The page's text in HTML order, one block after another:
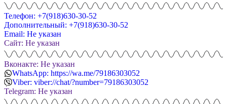
Телефон: +7(918)630-30-52
Дополнительный: +7(918)630-30-52
Email: Не указан
Сайт: Не указан
Вконакте: Не указан
WhatsApp: https://wa.me/79186303052
Viber: viber://chat/?number=79186303052
Telegram: Не указан